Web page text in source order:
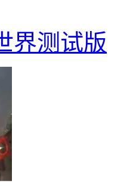
界测试版